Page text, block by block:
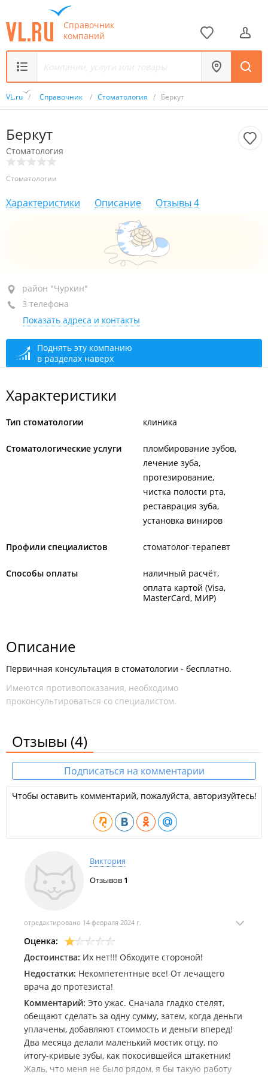
Справочник
компаний
VL.ru / Справочник / Стоматология / Беркут
Беркут
Стоматология
Стоматологии
Характеристики Описание Отзывы 4
район "Чуркин", ул. Черемуховая, 22
1-й этаж
+7 (423) 227-02-34
+7 (423) 248-03-33
+7 950 299-03-33
район "Чуркин"
3 телефона
Показать адреса и контакты
Поднять эту компанию
в разделах наверх
Характеристики
Тип стоматологии клиника
Стоматологические услуги
пломбирование зубов
лечение зуба
протезирование
чистка полости рта
реставрация зуба
установка виниров
Профили специалистов стоматолог-терапевт
Способы оплаты
наличный расчёт
оплата картой (Visa,
MasterCard, МИР)
Описание
Первичная консультация в стоматологии - бесплатно.
Имеются противопоказания, необходимо
проконсультироваться со специалистом.
Отзывы (4)
Подписаться на комментарии
Чтобы оставить комментарий, пожалуйста, авторизуйтесь!
Виктория
Отзывов 1
отредактировано 14 февраля 2024 г.
Оценка:
Достоинства: Их нет!!! Обходите стороной!
Недостатки: Некомпетентные все! От лечащего
врача до протезиста!
Комментарий: Это ужас. Сначала гладко стелят,
обещают сделать за одну сумму, затем, когда деньги
уплачены, добавляют стоимость и деньги вперед!
Два месяца делали маленький мостик отцу, по
итогу-кривые зубы, как покосившейся штакетник!
Жаль, что меня не было рядом, я бы такую работу